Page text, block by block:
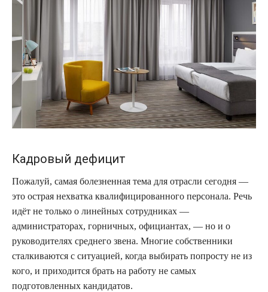
Кадровый дефицит
Пожалуй, самая болезненная тема для отрасли сегодня —
это острая нехватка квалифицированного персонала. Речь
идёт не только о линейных сотрудниках —
администраторах, горничных, официантах, — но и о
руководителях среднего звена. Многие собственники
сталкиваются с ситуацией, когда выбирать попросту не из
кого, и приходится брать на работу не самых
подготовленных кандидатов.